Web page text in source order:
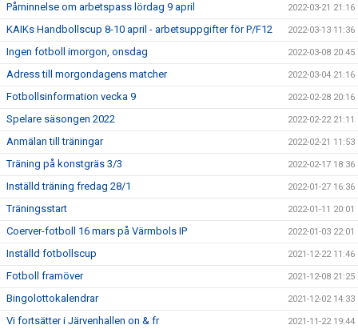
Påminnelse om arbetspass lördag 9 april 2022-03-21 21:16
KAIKs Handbollscup 8-10 april - arbetsuppgifter för P/F12 2022-03-13 11:36
Ingen fotboll imorgon, onsdag 2022-03-08 20:45
Adress till morgondagens matcher 2022-03-04 21:16
Fotbollsinformation vecka 9 2022-02-28 20:16
Spelare säsongen 2022 2022-02-22 21:11
Anmälan till träningar 2022-02-21 11:53
Träning på konstgräs 3/3 2022-02-17 18:36
Inställd träning fredag 28/1 2022-01-27 16:36
Träningsstart 2022-01-11 20:01
Coerver-fotboll 16 mars på Värmbols IP 2022-01-03 22:01
Inställd fotbollscup 2021-12-22 11:46
Fotboll framöver 2021-12-08 21:25
Bingolottokalendrar 2021-12-02 14:33
Vi fortsätter i Järvenhallen on & fr 2021-11-22 19:44